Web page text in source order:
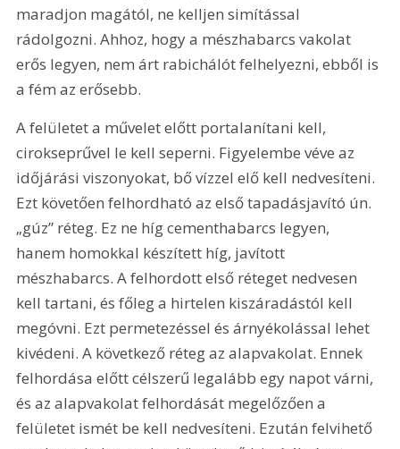
maradjon magától, ne kelljen simítással
rádolgozni. Ahhoz, hogy a mészhabarcs vakolat
erős legyen, nem árt rabichálót felhelyezni, ebből is
a fém az erősebb.
A felületet a művelet előtt portalanítani kell,
cirokseprűvel le kell seperni. Figyelembe véve az
időjárási viszonyokat, bő vízzel elő kell nedvesíteni.
Ezt követően felhordható az első tapadásjavító ún.
„gúz” réteg. Ez ne híg cementhabarcs legyen,
hanem homokkal készített híg, javított
mészhabarcs. A felhordott első réteget nedvesen
kell tartani, és főleg a hirtelen kiszáradástól kell
megóvni. Ezt permetezéssel és árnyékolással lehet
kivédeni. A következő réteg az alapvakolat. Ennek
felhordása előtt célszerű legalább egy napot várni,
és az alapvakolat felhordását megelőzően a
felületet ismét be kell nedvesíteni. Ezután felvihető